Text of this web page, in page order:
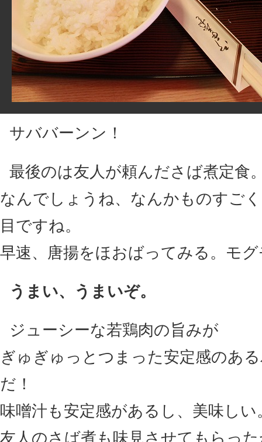
サババーンン！
最後のは友人が頼んださば煮定食
なんでしょうね、なんかものすご
目ですね。
早速、唐揚をほおばってみる。モ
うまい、うまいぞ。
ジューシーな若鶏肉の旨みが
ぎゅぎゅっとつまった安定感のあ
だ！
味噌汁も安定感があるし、美味しい
友人のさば煮も味見させてもらっ